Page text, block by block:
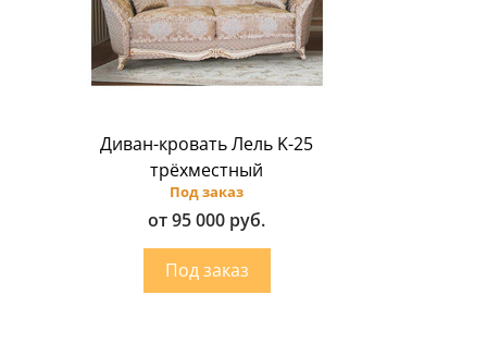
Диван-кровать Лель K-25
трёхместный
Под заказ
от 95 000 руб.